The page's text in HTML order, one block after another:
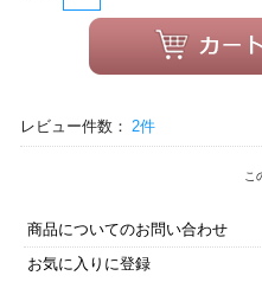
レビュー件数： 2件
こ
商品についてのお問い合わせ
お気に入りに登録